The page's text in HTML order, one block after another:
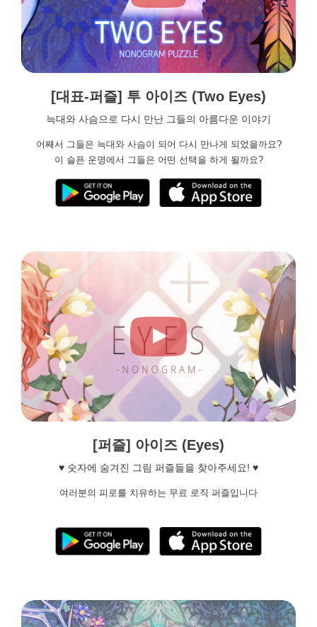
[대표-퍼즐] 투 아이즈 (Two Eyes)
늑대와 사슴으로 다시 만난 그들의 아름다운 이야기
어째서 그들은 늑대와 사슴이 되어 다시 만나게 되었을까요?
이 슬픈 운명에서 그들은 어떤 선택을 하게 될까요?
[퍼즐] 아이즈 (Eyes)
♥ 숫자에 숨겨진 그림 퍼즐들을 찾아주세요! ♥
여러분의 피로를 치유하는 무료 로직 퍼즐입니다